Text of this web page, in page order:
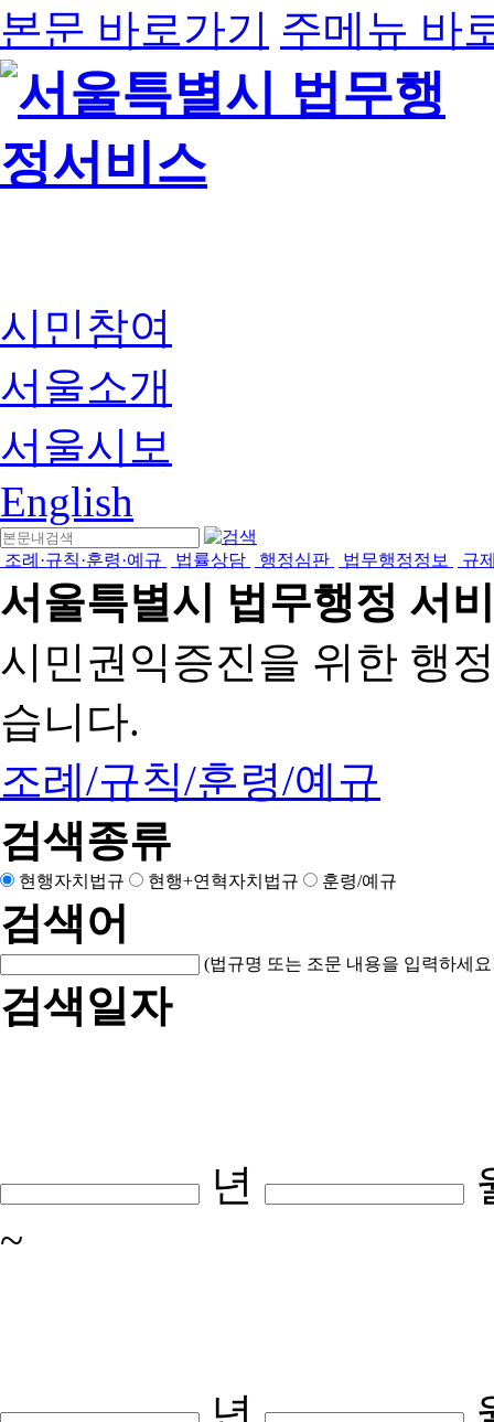
본문 바로가기 주메뉴 바
시민참여
서울소개
서울시보
English
조례·규칙·훈령·예규 법률상담 행정심판 법무행정정보 규
서울특별시 법무행정 서
시민권익증진을 위한 행
습니다.
조례/규칙/훈령/예규
검색종류
현행자치법규 현행+연혁자치법규 훈령/예규
검색어
(법규명 또는 조문 내용을 입력하세
검색일자
년
~